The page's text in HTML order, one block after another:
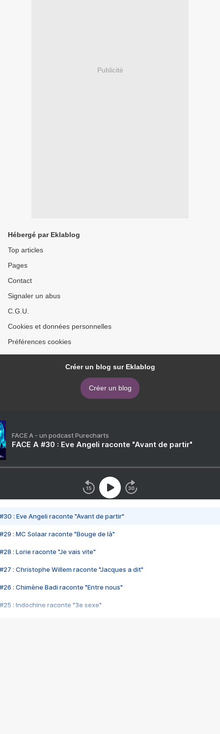
Publicité
Hébergé par Eklablog
Top articles
Pages
Contact
Signaler un abus
C.G.U.
Cookies et données personnelles
Préférences cookies
Créer un blog sur Eklablog
Créer un blog
FACE A - un podcast Purecharts
FACE A #30 : Eve Angeli raconte "Avant de partir"
#30 : Eve Angeli raconte "Avant de partir"
#29 : MC Solaar raconte "Bouge de là"
#28 : Lorie raconte "Je vais vite"
#27 : Christophe Willem raconte "Jacques a dit"
#26 : Chimène Badi raconte "Entre nous"
#25 : Indochine raconte "3e sexe"